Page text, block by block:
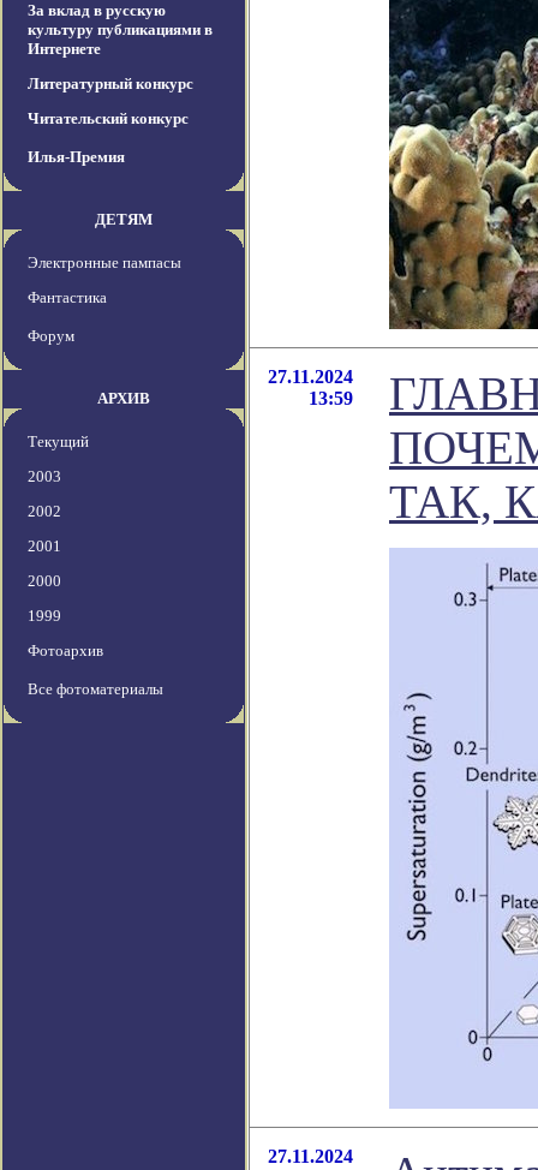
За вклад в русскую
культуру публикациями в
Интернете
Литературный конкурс
Читательский конкурс
Илья-Премия
ДЕТЯМ
Электронные пампасы
Фантастика
Форум
АРХИВ
Текущий
2003
2002
2001
2000
1999
Фотоархив
Все фотоматериалы
27.11.2024
13:59
ТАК,
27.11.2024